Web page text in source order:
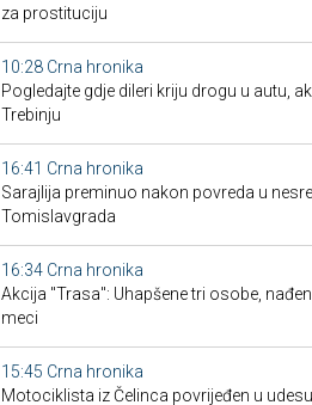
za prostituciju
10:28 Crna hronika
Pogledajte gdje dileri kriju drogu u autu,
Trebinju
16:41 Crna hronika
Sarajlija preminuo nakon povreda u
Tomislavgrada
16:34 Crna hronika
Akcija "Trasa": Uhapšene tri osobe,
meci
15:45 Crna hronika
Motociklista iz Čelinca povrijeđen u udesu